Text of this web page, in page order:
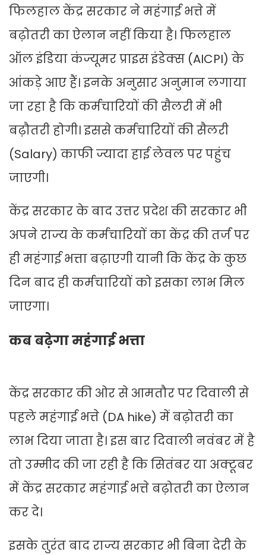
फिलहाल केंद्र सरकार ने महंगाई भत्ते में
बढ़ोतरी का ऐलान नहीं किया है। फिलहाल
ऑल इंडिया कंज्यूमर प्राइस इंडेक्स (AICPI) के
आंकड़े आए हैं। इनके अनुसार अनुमान लगाया
जा रहा है कि कर्मचारियों की सैलरी में भी
बढ़ौतरी होगी। इससे कर्मचारियों की सैलरी
(Salary) काफी ज्यादा हाई लेवल पर पहुंच
जाएगी।
केंद्र सरकार के बाद उत्तर प्रदेश की सरकार भी
अपने राज्य के कर्मचारियों का केंद्र की तर्ज पर
ही महंगाई भत्ता बढ़ाएगी यानी कि केंद्र के कुछ
दिन बाद ही कर्मचारियों को इसका लाभ मिल
जाएगा।
कब बढ़ेगा महंगाई भत्ता
केंद्र सरकार की ओर से आमतौर पर दिवाली से
पहले महंगाई भत्ते (DA hike) में बढ़ोतरी का
लाभ दिया जाता है। इस बार दिवाली नवंबर में है
तो उम्मीद की जा रही है कि सितंबर या अक्टूबर
में केंद्र सरकार महंगाई भत्ते बढ़ोतरी का ऐलान
कर दे।
इसके तुरंत बाद राज्य सरकार भी बिना देरी के